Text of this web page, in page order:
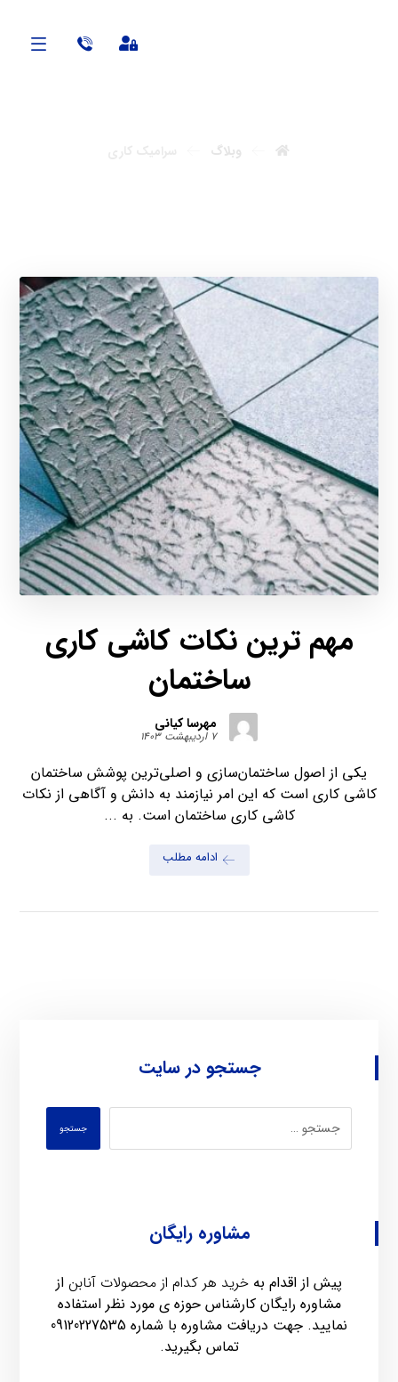
وبلاگ
مهم ترین نکات کاشی کاری
ساختمان
مهرسا کیانی
۷ اردیبهشت ۱۴۰۳
یکی از اصول ساختمان‌سازی و اصلی‌ترین پوشش ساختمان
کاشی کاری است که این امر نیازمند به دانش و آگاهی از نکات
کاشی کاری ساختمان است. به ...
ادامه مطلب
جستجو در سایت
جستجو
مشاوره رایگان
پیش از اقدام به خرید هر کدام از محصولات آنابن از
مشاوره رایگان کارشناس حوزه ی مورد نظر استفاده
نمایید. جهت دریافت مشاوره با شماره 09120227535
تماس بگیرید.